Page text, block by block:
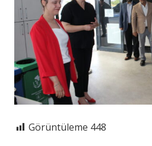
Görüntüleme 448